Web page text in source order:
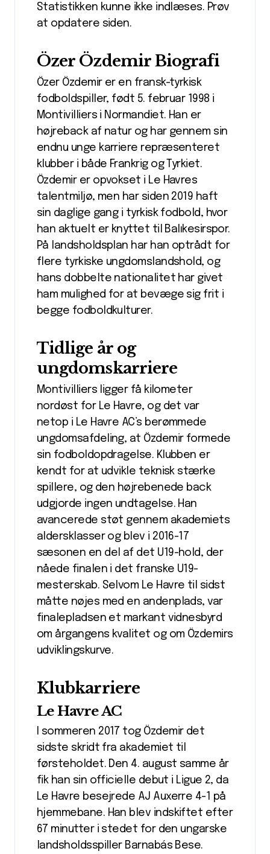
Statistikken kunne ikke indlæses. Prøv
at opdatere siden.
Özer Özdemir Biografi
Özer Özdemir er en fransk-tyrkisk
fodboldspiller, født 5. februar 1998 i
Montivilliers i Normandiet. Han er
højreback af natur og har gennem sin
endnu unge karriere repræsenteret
klubber i både Frankrig og Tyrkiet.
Özdemir er opvokset i Le Havres
talentmiljø, men har siden 2019 haft
sin daglige gang i tyrkisk fodbold, hvor
han aktuelt er knyttet til Balıkesirspor.
På landsholdsplan har han optrådt for
flere tyrkiske ungdomslandshold, og
hans dobbelte nationalitet har givet
ham mulighed for at bevæge sig frit i
begge fodboldkulturer.
Tidlige år og
ungdomskarriere
Montivilliers ligger få kilometer
nordøst for Le Havre, og det var
netop i Le Havre AC’s berømmede
ungdomsafdeling, at Özdemir formede
sin fodboldopdragelse. Klubben er
kendt for at udvikle teknisk stærke
spillere, og den højrebenede back
udgjorde ingen undtagelse. Han
avancerede støt gennem akademiets
aldersklasser og blev i 2016-17
sæsonen en del af det U19-hold, der
nåede finalen i det franske U19-
mesterskab. Selvom Le Havre til sidst
måtte nøjes med en andenplads, var
finalepladsen et markant vidnesbyrd
om årgangens kvalitet og om Özdemirs
udviklingskurve.
Klubkarriere
Le Havre AC
I sommeren 2017 tog Özdemir det
sidste skridt fra akademiet til
førsteholdet. Den 4. august samme år
fik han sin officielle debut i Ligue 2, da
Le Havre besejrede AJ Auxerre 4-1 på
hjemmebane. Han blev indskiftet efter
67 minutter i stedet for den ungarske
landsholdsspiller Barnabás Bese.